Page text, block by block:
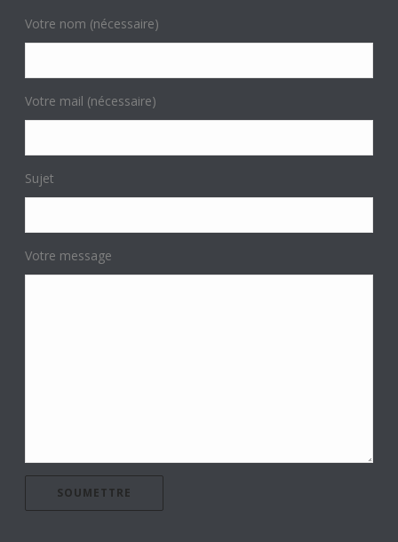
Votre nom (nécessaire)
Votre mail (nécessaire)
Sujet
Votre message